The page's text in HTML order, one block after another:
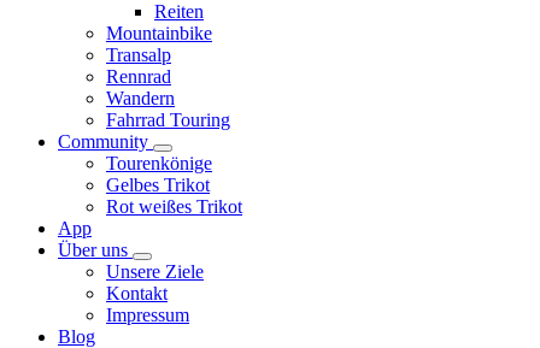
Reiten
Mountainbike
Transalp
Rennrad
Wandern
Fahrrad Touring
Community
Tourenkönige
Gelbes Trikot
Rot weißes Trikot
App
Über uns
Unsere Ziele
Kontakt
Impressum
Blog